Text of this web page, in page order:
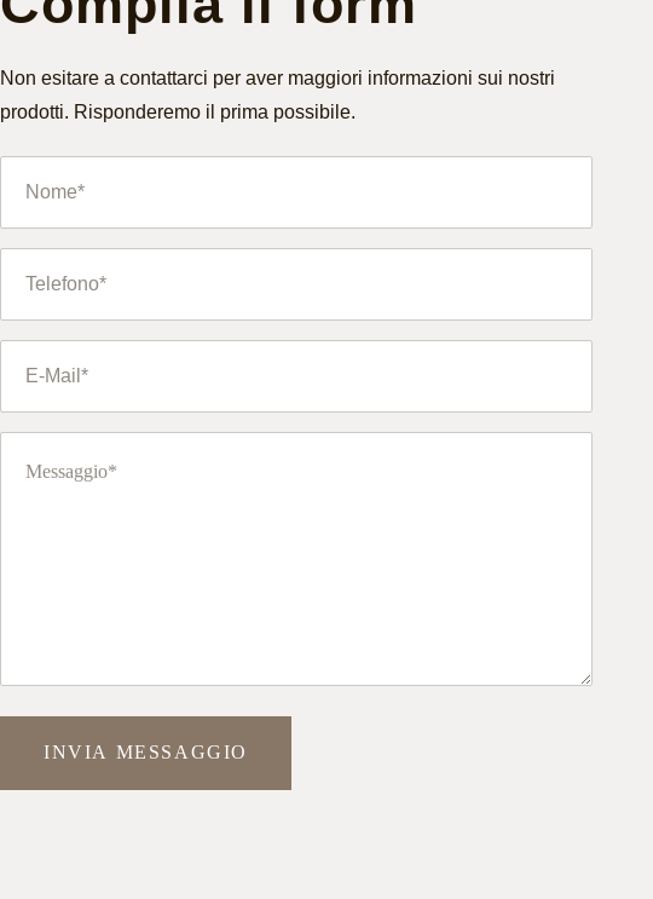
Non esitare a contattarci per aver maggiori informazioni sui nostri
prodotti. Risponderemo il prima possibile.